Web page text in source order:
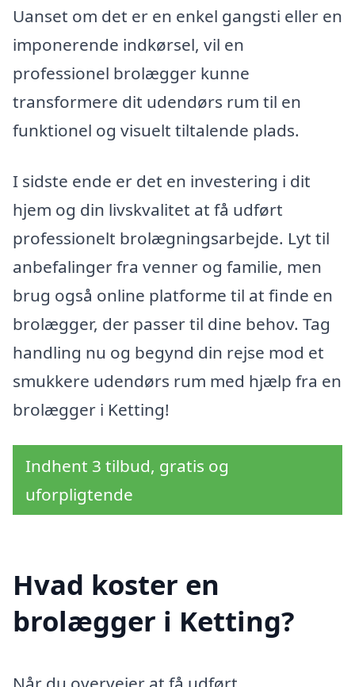
Uanset om det er en enkel gangsti eller en
imponerende indkørsel, vil en
professionel brolægger kunne
transformere dit udendørs rum til en
funktionel og visuelt tiltalende plads.
I sidste ende er det en investering i dit
hjem og din livskvalitet at få udført
professionelt brolægningsarbejde. Lyt til
anbefalinger fra venner og familie, men
brug også online platforme til at finde en
brolægger, der passer til dine behov. Tag
handling nu og begynd din rejse mod et
smukkere udendørs rum med hjælp fra en
brolægger i Ketting!
Indhent 3 tilbud, gratis og
uforpligtende
Hvad koster en
brolægger i Ketting?